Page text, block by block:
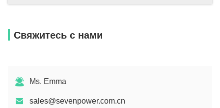
Свяжитесь с нами
Ms. Emma
sales@sevenpower.com.cn